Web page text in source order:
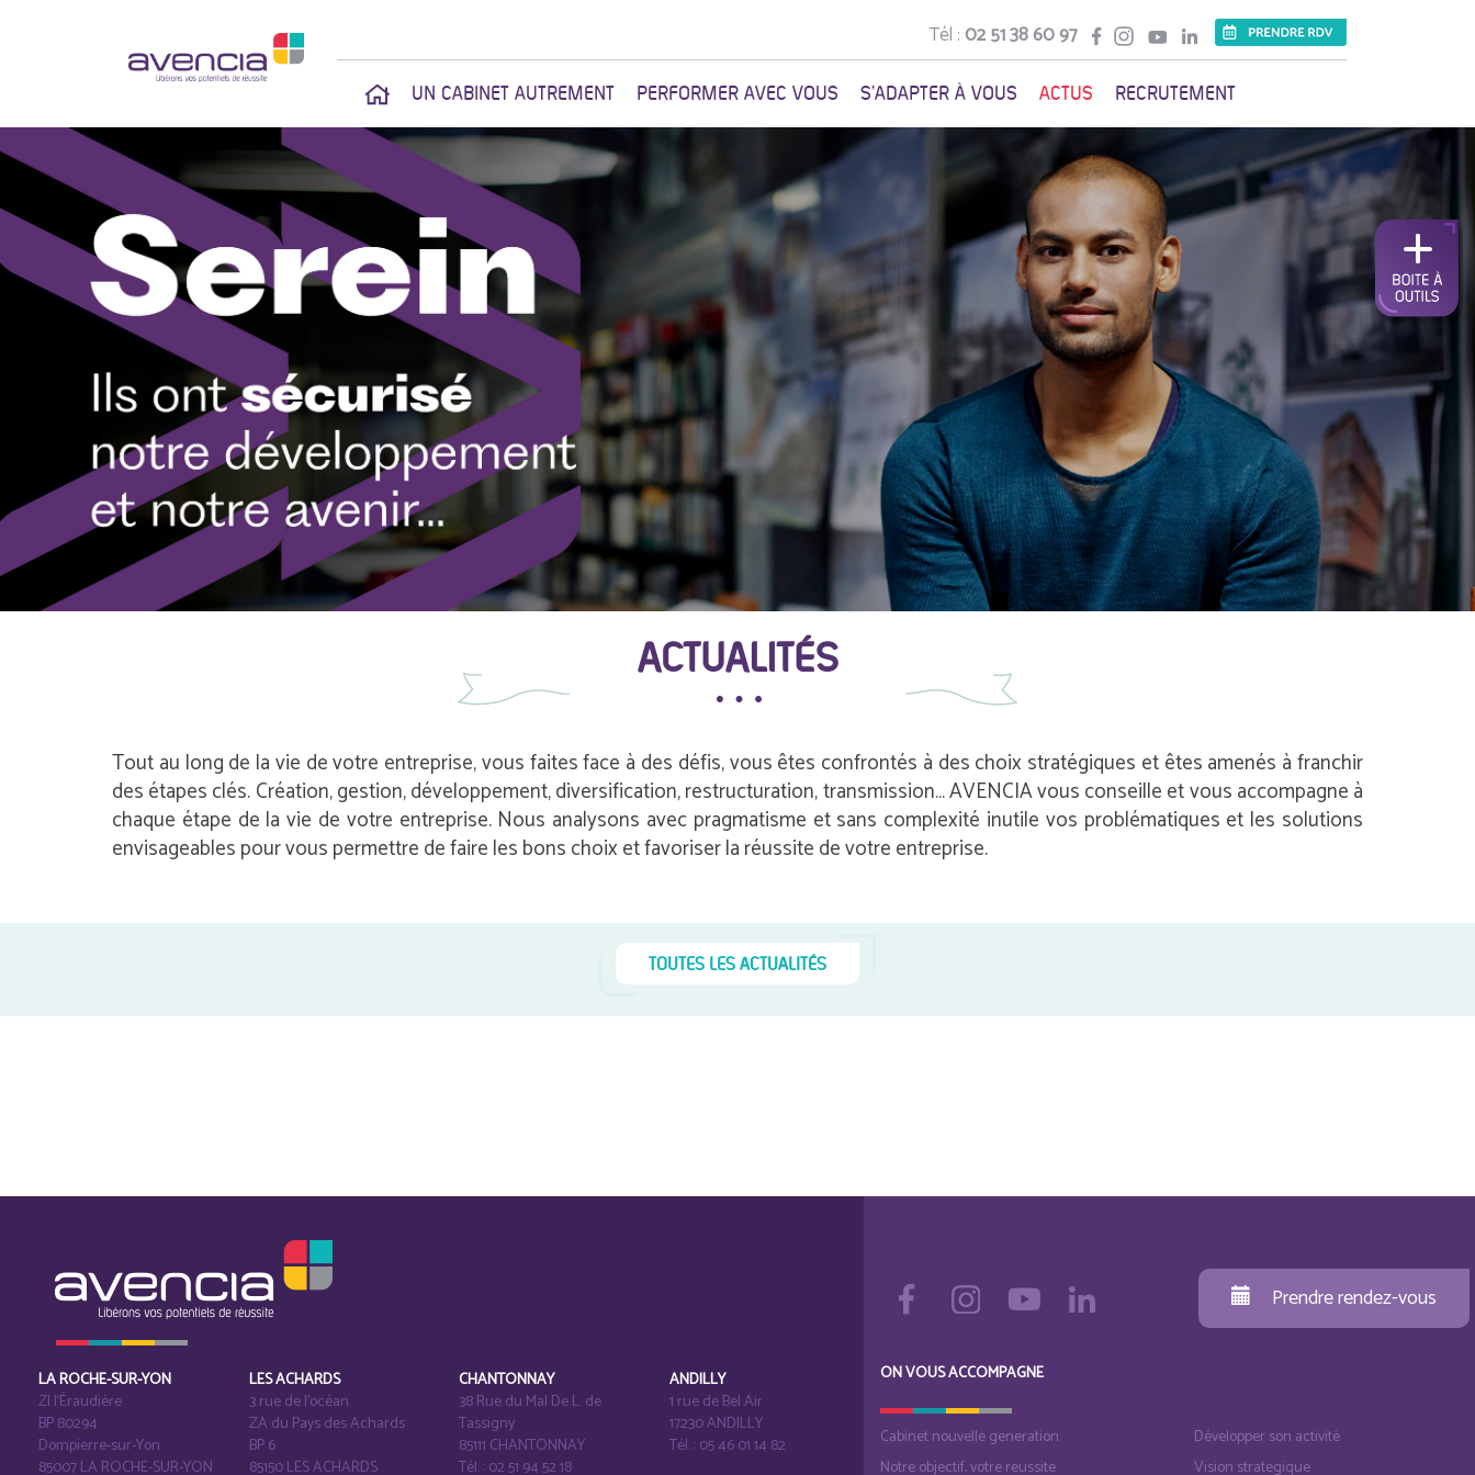
Tél :02 51 38 60 97
UN CABINET AUTREMENT PERFORMER AVEC VOUS S'ADAPTER À VOUS ACTUS RECRUTEMENT
ACTUALITÉS
Tout au long de la vie de votre entreprise, vous faites face à des défis, vous êtes confrontés à des choix stratégiques et êtes amenés à franchir
des étapes clés. Création, gestion, développement, diversification, restructuration, transmission… AVENCIA vous conseille et vous accompagne à
chaque étape de la vie de votre entreprise. Nous analysons avec pragmatisme et sans complexité inutile vos problématiques et les solutions
envisageables pour vous permettre de faire les bons choix et favoriser la réussite de votre entreprise.
TOUTES LES ACTUALITÉS
LA ROCHE-SUR-YON
ZI l‘Éraudière
BP 80294
Dompierre-sur-Yon
85007 LA ROCHE-SUR-YON
LES ACHARDS
3 rue de l’océan
ZA du Pays des Achards
BP 6
85150 LES ACHARDS
CHANTONNAY
38 Rue du Mal De L. de
Tassigny
85111 CHANTONNAY
Tél. : 02 51 94 52 18
ANDILLY
1 rue de Bel Air
17230 ANDILLY
Tél. : 05 46 01 14 82
Prendre rendez-vous
ON VOUS ACCOMPAGNE
Cabinet nouvelle generation
Notre objectif, votre reussite
Développer son activité
Vision strategique